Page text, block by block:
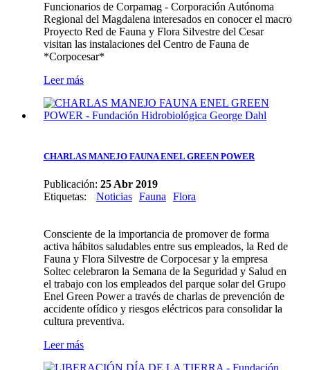
Funcionarios de Corpamag - Corporación Autónoma
Regional del Magdalena interesados en conocer el macro
Proyecto Red de Fauna y Flora Silvestre del Cesar
visitan las instalaciones del Centro de Fauna de
*Corpocesar*
Leer más
CHARLAS MANEJO FAUNA ENEL GREEN POWER
Publicación: 25 Abr 2019
Etiquetas: Noticias Fauna Flora
Consciente de la importancia de promover de forma
activa hábitos saludables entre sus empleados, la Red de
Fauna y Flora Silvestre de Corpocesar y la empresa
Soltec celebraron la Semana de la Seguridad y Salud en
el trabajo con los empleados del parque solar del Grupo
Enel Green Power a través de charlas de prevención de
accidente ofídico y riesgos eléctricos para consolidar la
cultura preventiva.
Leer más